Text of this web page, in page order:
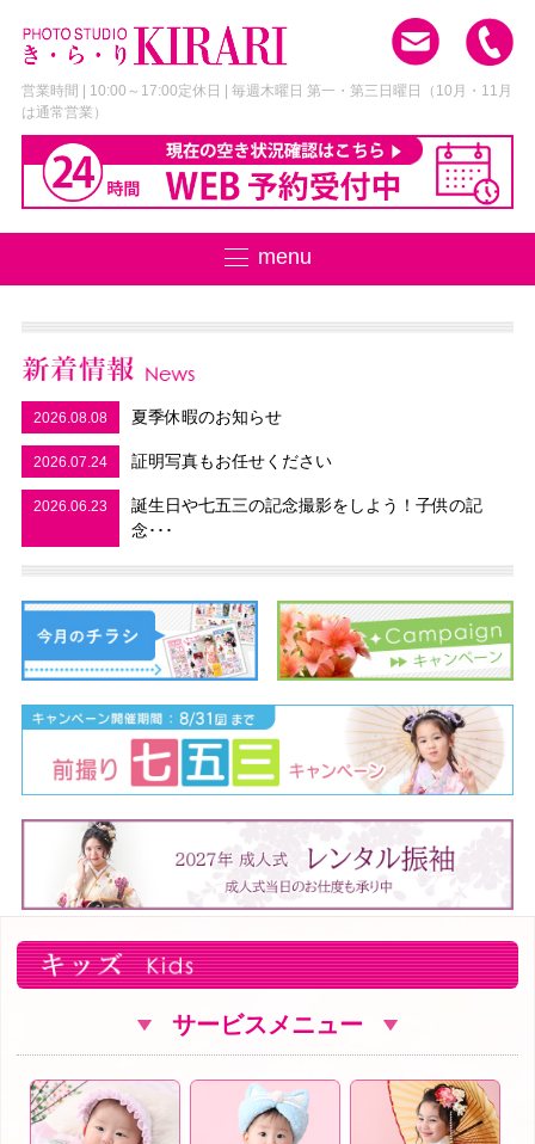
営業時間 | 10:00～17:00定休日 | 毎週木曜日 第一・第三日曜日
（10月・11月
は通常営業）
menu
2026.08.08 夏季休暇のお知らせ
2026.07.24 証明写真もお任せください
2026.06.23
誕生日や七五三の記念撮影をしよう！子供の記
念･･･
サービスメニュー